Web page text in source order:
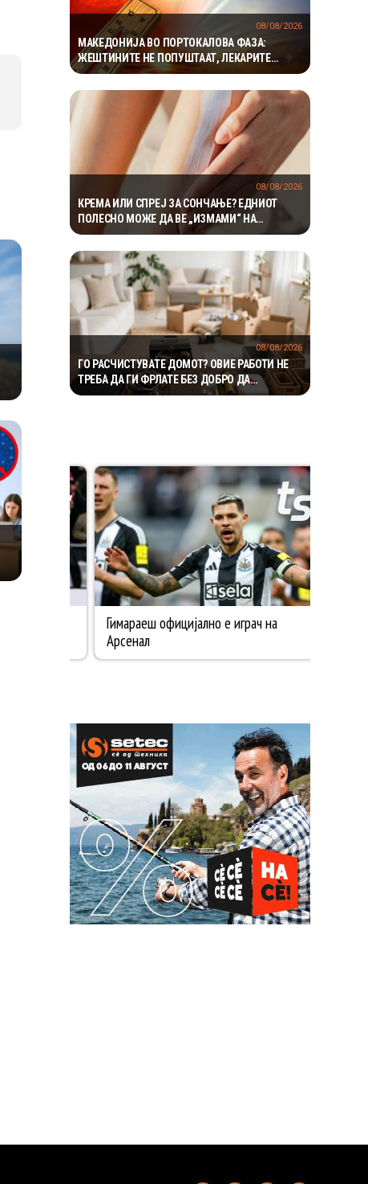
МАКЕДОНИЈА ВО ПОРТОКАЛОВА ФАЗА:
ЖЕШТИНИТЕ НЕ ПОПУШТААТ, ЛЕКАРИТЕ
АПЕЛИРААТ НА ЗГОЛЕМЕНА ПРЕТПАЗЛИВОСТ
08/08/2026
КРЕМА ИЛИ СПРЕЈ ЗА СОНЧАЊЕ? ЕДНИОТ
ПОЛЕСНО МОЖЕ ДА ВЕ „ИЗМАМИ“ НА
СИЛНОТО СОНЦЕ
08/08/2026
ГО РАСЧИСТУВАТЕ ДОМОТ? ОВИЕ РАБОТИ НЕ
ТРЕБА ДА ГИ ФРЛАТЕ БЕЗ ДОБРО ДА
РАЗМИСЛИТЕ
08/08/2026